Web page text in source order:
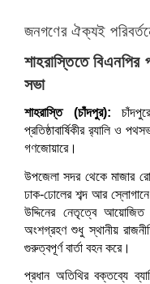
জনগণের ঐক্যই
শাহরাস্তিতে বিএনপির
সভা
শাহরাস্তি (চাঁদপুর):
প্রতিষ্ঠাবার্ষিকীর র‌্যালি ও
গণজোয়ারে।
উপজেলা সদর থেকে মাজার
ঢাক-ঢোলের শব্দ আর
উদ্দিনের নেতৃত্বে আয়োজিত
অংশগ্রহণ শুধু স্থানীয়
গুরুত্বপূর্ণ বার্তা বহন করে।
প্রধান অতিথির বক্তব্যে